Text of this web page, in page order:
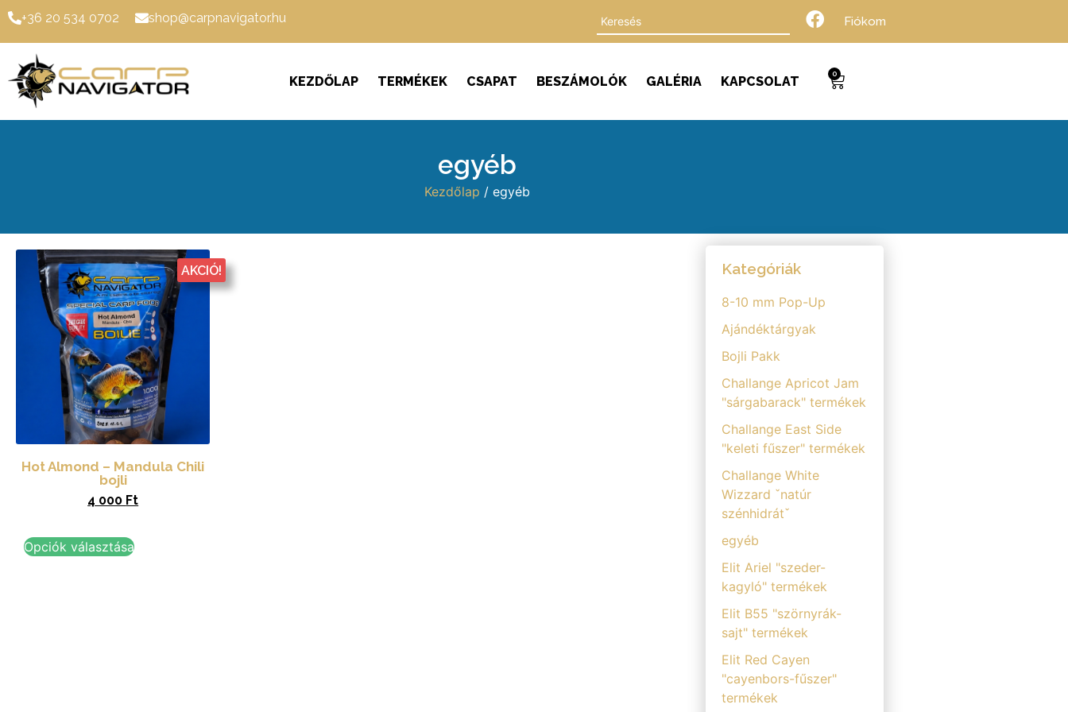
+36 20 534 0702 shop@carpnavigator.hu Fiókom
KEZDŐLAP TERMÉKEK CSAPAT BESZÁMOLÓK GALÉRIA KAPCSOLAT 0
egyéb
Kezdőlap / egyéb
AKCIÓ!
Hot Almond – Mandula Chili
bojli
4 000 Ft
Opciók választása
Kategóriák
8-10 mm Pop-Up
Ajándéktárgyak
Bojli Pakk
Challange Apricot Jam
"sárgabarack" termékek
Challange East Side
"keleti fűszer" termékek
Challange White
Wizzard ˇnatúr
szénhidrátˇ
egyéb
Elit Ariel "szeder-
kagyló" termékek
Elit B55 "szörnyrák-
sajt" termékek
Elit Red Cayen
"cayenbors-fűszer"
termékek